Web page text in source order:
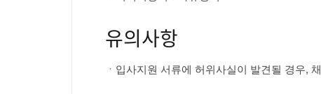
유의사항
ㆍ입사지원 서류에 허위사실이 발견될 경우,